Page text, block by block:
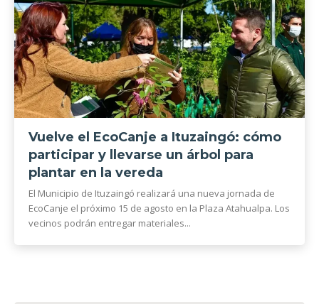
Vuelve el EcoCanje a Ituzaingó: cómo
participar y llevarse un árbol para
plantar en la vereda
El Municipio de Ituzaingó realizará una nueva jornada de
EcoCanje el próximo 15 de agosto en la Plaza Atahualpa. Los
vecinos podrán entregar materiales...